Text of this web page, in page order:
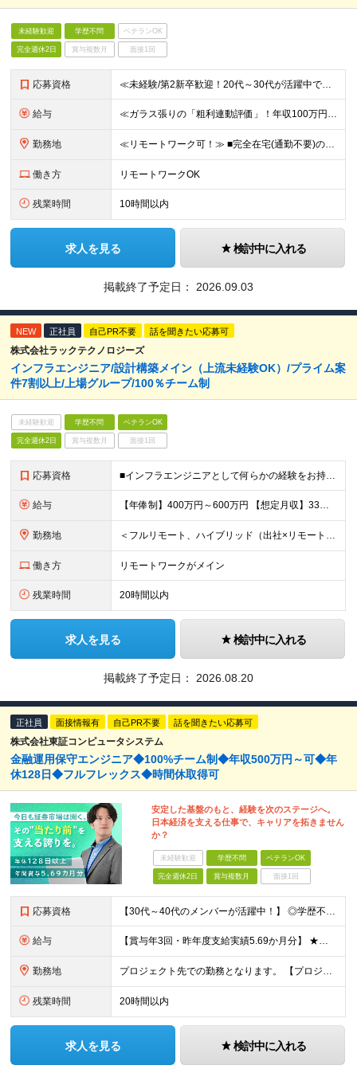
未経験歓迎 学歴不問 ベテランOK
完全週休2日 賞与複数月 面接1回
応募資格 ≪未経験/第2新卒歓迎！20代～30代が活躍中です≫ インフラエンジニアを本気で目指したい方／これまでの経験・スキルは一切不問です ◆学歴不問 ≪1つでも当てはまる方はぜひご応募ください！≫ ■自
給与 ≪ガラス張りの「粗利連動評価」！年収100万円アップの実績あり≫ ■想定年収400万円～1200万円 月給30万円～100万円＋粗利インセンティブ ※経験・スキル・前給を考慮の上、上記に限らず柔軟に
勤務地 ≪リモートワーク可！≫ ■完全在宅(通勤不要)の場合…地方に在住したままフルリモートでの勤務も可能です ■出社の場合…本社または首都圏の各プロジェクト先 ★転居をともなう転勤はありません ★受託案件
働き方 リモートワークOK
残業時間 10時間以内
求人を見る 検討中に入れる
掲載終了予定日： 2026.09.03
NEW 正社員 自己PR不要 話を聞きたい応募可
株式会社ラックテクノロジーズ
インフラエンジニア/設計構築メイン（上流未経験OK）/プライム案
件7割以上/上場グループ/100％チーム制
未経験歓迎 学歴不問 ベテランOK
完全週休2日 賞与複数月 面接1回
応募資格 ■インフラエンジニアとして何らかの経験をお持ちの方 ∟運用や保守の方も歓迎します！業界/担当フェーズは問いません 100％チーム配属なので、サポート体制が整っています！ ■学歴不問 ＜こんな想い
給与 【年俸制】400万円～600万円 【想定月収】33万3,350円～50万円 ※経験・スキル・保有資格などを考慮して決定します。 ※月額給与は年俸の12分の1を毎月支給します。 ※年俸には前払退職金、住
勤務地 ＜フルリモート、ハイブリッド（出社×リモート）案件多数！＞ ■本社／東京都千代田区平河町2丁目16番1号 平河町森タワー ※転居を伴う転勤はありません。 ■クライアント先（東京・神奈川・千葉・埼玉）
働き方 リモートワークがメイン
残業時間 20時間以内
求人を見る 検討中に入れる
掲載終了予定日： 2026.08.20
正社員 面接情報有 自己PR不要 話を聞きたい応募可
株式会社東証コンピュータシステム
金融運用保守エンジニア◆100%チーム制◆年収500万円～可◆年
休128日◆フルフレックス◆時間休取得可
安定した基盤のもと、経験を次のステージへ。
日本経済を支える仕事で、キャリアを拓きません
か？
未経験歓迎 学歴不問 ベテランOK
完全週休2日 賞与複数月 面接1回
応募資格 【30代～40代のメンバーが活躍中！】 ◎学歴不問 ◎システム運用・保守の実務経験をお持ちの方 ◎リーダーまたはプロジェクトマネジメント経験がある、または挑戦したい方 ★インフラエンジニアとして次の
給与 【賞与年3回・昨年度支給実績5.69か月分】 ★想定年収500万円～ ★前職給与考慮あり 月給27万円～59万円 +残業代全額支給(1分単位、監督職以下) +人事評価による賞与年2回（4月/10月）
勤務地 プロジェクト先での勤務となります。 【プロジェクト先】 ◆東京都内 ※本社／東京都港区虎ノ門5-13-1 虎ノ門40MTビル 8F ※原則として転居を伴う転勤はありません ※(変更の範囲)上記を除
残業時間 20時間以内
求人を見る 検討中に入れる